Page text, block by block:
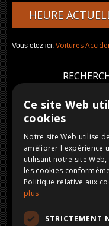
HEURE
Vous etez ici: Voitures
Tri par
VENDU XJ 8
Jaguar
Essence,
Vendu
Ce site Web
cookies
Notre site Web utilise
améliorer l'expérience
utilisant notre site
les cookies
Politique relative aux
plus
STRICTEMENT